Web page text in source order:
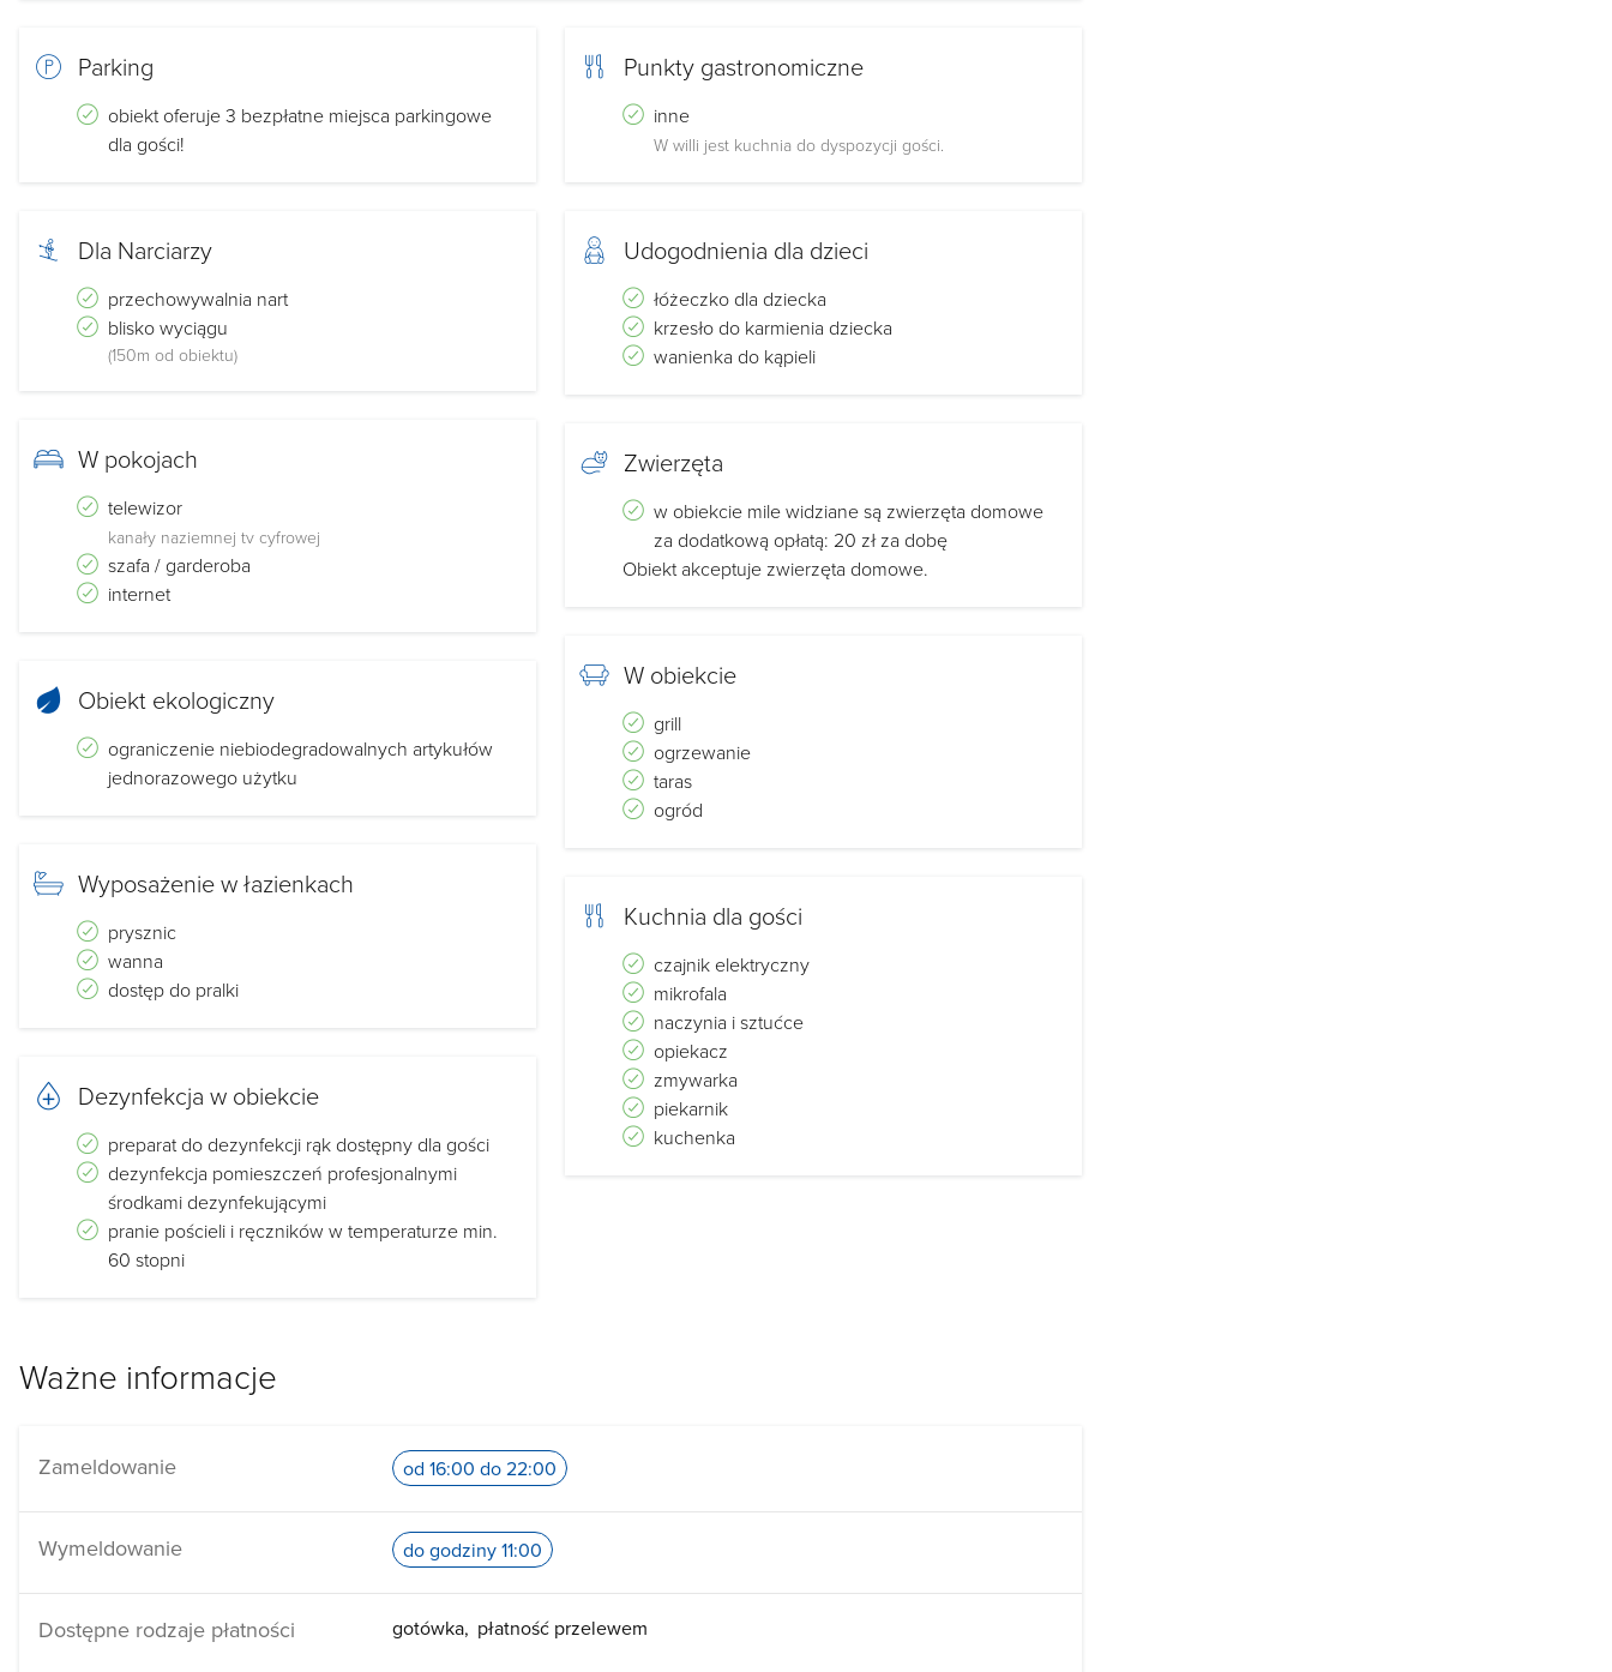
Parking
obiekt oferuje 3 bezpłatne miejsca parkingowe
dla gości!
Dla Narciarzy
przechowywalnia nart
blisko wyciągu
(150m od obiektu)
W pokojach
telewizor
kanały naziemnej tv cyfrowej
szafa / garderoba
internet
Obiekt ekologiczny
ograniczenie niebiodegradowalnych artykułów
jednorazowego użytku
Wyposażenie w łazienkach
prysznic
wanna
dostęp do pralki
Dezynfekcja w obiekcie
preparat do dezynfekcji rąk dostępny dla gości
dezynfekcja pomieszczeń profesjonalnymi
środkami dezynfekującymi
pranie pościeli i ręczników w temperaturze min.
60 stopni
Punkty gastronomiczne
inne
W willi jest kuchnia do dyspozycji gości.
Udogodnienia dla dzieci
łóżeczko dla dziecka
krzesło do karmienia dziecka
wanienka do kąpieli
Zwierzęta
w obiekcie mile widziane są zwierzęta domowe
za dodatkową opłatą: 20 zł za dobę
Obiekt akceptuje zwierzęta domowe.
W obiekcie
grill
ogrzewanie
taras
ogród
Kuchnia dla gości
czajnik elektryczny
mikrofala
naczynia i sztućce
opiekacz
zmywarka
piekarnik
kuchenka
Ważne informacje
Zameldowanie od 16:00 do 22:00
Wymeldowanie do godziny 11:00
Dostępne rodzaje płatności gotówka płatność przelewem